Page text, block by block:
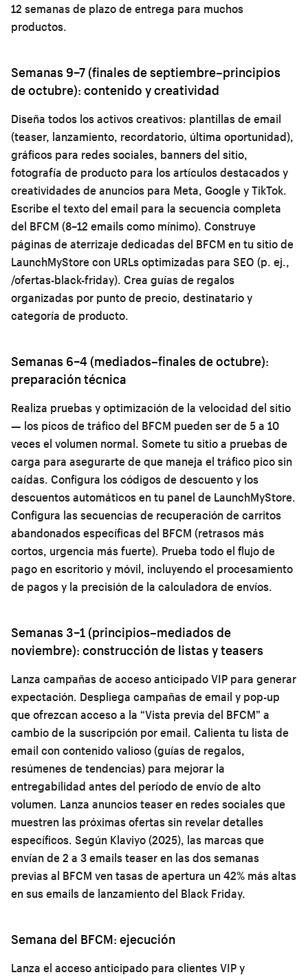
12 semanas de plazo de entrega para muchos
productos.
Semanas 9–7 (finales de septiembre–principios
de octubre): contenido y creatividad
Diseña todos los activos creativos: plantillas de email
(teaser, lanzamiento, recordatorio, última oportunidad),
gráficos para redes sociales, banners del sitio,
fotografía de producto para los artículos destacados y
creatividades de anuncios para Meta, Google y TikTok.
Escribe el texto del email para la secuencia completa
del BFCM (8–12 emails como mínimo). Construye
páginas de aterrizaje dedicadas del BFCM en tu sitio de
LaunchMyStore con URLs optimizadas para SEO (p. ej.,
/ofertas-black-friday). Crea guías de regalos
organizadas por punto de precio, destinatario y
categoría de producto.
Semanas 6–4 (mediados–finales de octubre):
preparación técnica
Realiza pruebas y optimización de la velocidad del sitio
— los picos de tráfico del BFCM pueden ser de 5 a 10
veces el volumen normal. Somete tu sitio a pruebas de
carga para asegurarte de que maneja el tráfico pico sin
caídas. Configura los códigos de descuento y los
descuentos automáticos en tu panel de LaunchMyStore.
Configura las secuencias de recuperación de carritos
abandonados específicas del BFCM (retrasos más
cortos, urgencia más fuerte). Prueba todo el flujo de
pago en escritorio y móvil, incluyendo el procesamiento
de pagos y la precisión de la calculadora de envíos.
Semanas 3–1 (principios–mediados de
noviembre): construcción de listas y teasers
Lanza campañas de acceso anticipado VIP para generar
expectación. Despliega campañas de email y pop-up
que ofrezcan acceso a la “Vista previa del BFCM” a
cambio de la suscripción por email. Calienta tu lista de
email con contenido valioso (guías de regalos,
resúmenes de tendencias) para mejorar la
entregabilidad antes del período de envío de alto
volumen. Lanza anuncios teaser en redes sociales que
muestren las próximas ofertas sin revelar detalles
específicos. Según Klaviyo (2025), las marcas que
envían de 2 a 3 emails teaser en las dos semanas
previas al BFCM ven tasas de apertura un 42% más altas
en sus emails de lanzamiento del Black Friday.
Semana del BFCM: ejecución
Lanza el acceso anticipado para clientes VIP y